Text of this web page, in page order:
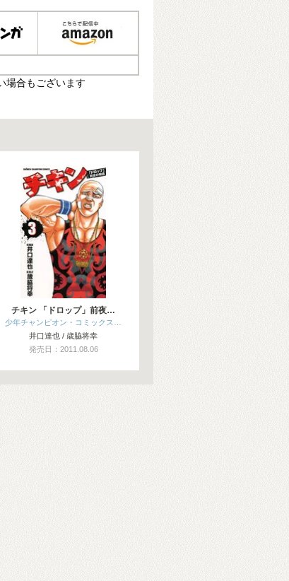
場合もございます
チキン 「ドロップ」前夜…
少年チャンピオン・コミックス…
井口達也 / 歳脇将幸
発売日：2011.08.06